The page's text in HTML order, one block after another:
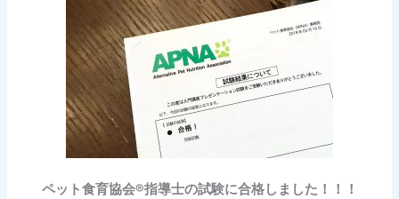
ペット食育協会®︎指導士の試験に合格しました！！！